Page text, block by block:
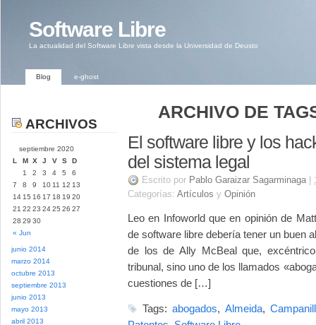
Software Libre
La actualidad del Software Libre vista desde la Universidad de Deusto
Blog e-ghost
ARCHIVOS
septiembre 2020
L
M X J V S D
« Jun
1 2 3 4 5
6
7
8 9 10 11 12 13
14 15 16 17 18 19 20
21 22 23 2425 26 27
28 29 30
junio 2014
marzo 2014
octubre 2013
septiembre 2013
junio 2013
mayo 2013
abril 2013
ARCHIVO DE
El software libre y los
del sistema legal
Escrito por Pablo Garaizar Sagarminaga
Categorías: Artículos y Opinión
Leo en Infoworld que en opinión de
de software libre debería tener un buen
de los de Ally McBeal que,
tribunal, sino uno de los llamados
cuestiones de […]
Tags:abogados, Almeida,